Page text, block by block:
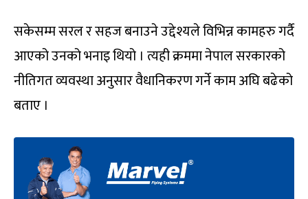
सकेसम्म सरल र सहज बनाउने उद्देश्यले विभिन्न कामहरु गर्दै
आएको उनको भनाइ थियो । त्यही क्रममा नेपाल सरकारको
नीतिगत व्यवस्था अनुसार वैधानिकरण गर्ने काम अघि बढेको
बताए ।